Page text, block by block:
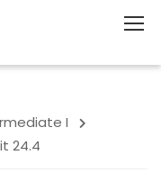
I
24.4